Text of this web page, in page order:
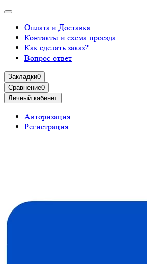
Оплата и Доставка
Контакты и схема проезда
Как сделать заказ?
Вопрос-ответ
Закладки0
Сравнение0
Личный кабинет
Авторизация
Регистрация